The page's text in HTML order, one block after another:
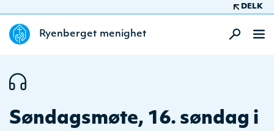
DELK
Ryenberget menighet
Søndagsmøte, 16. søndag i